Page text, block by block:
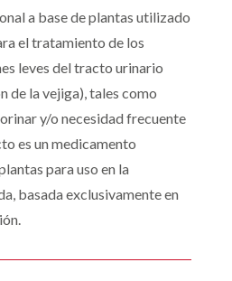
a base de plantas utilizado
el tratamiento de los
leves del tracto urinario
de la vejiga), tales como
y/o necesidad frecuente
es un medicamento
para uso en la
basada exclusivamente en